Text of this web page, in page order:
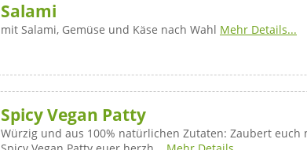
Salami
mit Salami, Gemüse und Käse nach Wahl Mehr Details...
Spicy Vegan Patty
Würzig und aus 100% natürlichen Zutaten: Zaubert euch